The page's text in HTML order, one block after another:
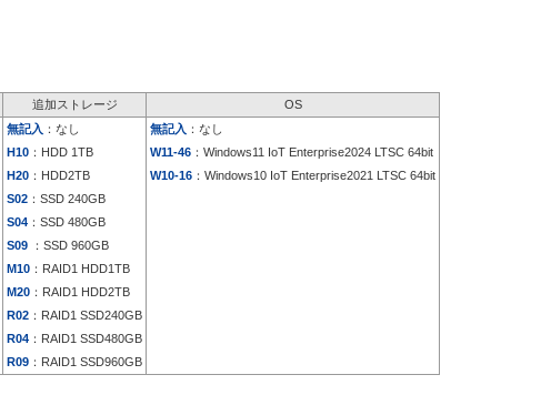
追加ストレージ OS
無記入 ：なし 無記入 ：なし
H10 ：HDD 1TB W11-46 ：Windows11 IoT Enterprise2024 LTSC 64bit
H20 ：HDD2TB W10-16 ：Windows10 IoT Enterprise2021 LTSC 64bit
S02 ：SSD 240GB
S04 ：SSD 480GB
S09 ：SSD 960GB
M10 ：RAID1 HDD1TB
M20 ：RAID1 HDD2TB
R02 ：RAID1 SSD240GB
R04 ：RAID1 SSD480GB
R09 ：RAID1 SSD960GB